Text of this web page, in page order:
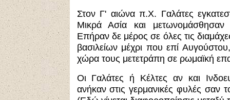
Στον Γ' αιώνα π.Χ. Γαλάτες
Μικρά Ασία και μετωνομάσθησαν
Επήραν δε μέρος σε όλες τις
βασιλείων μέχρι που επί
χώρα τους μετετράπη σε ρωμαϊκή
Οι Γαλάτες ή Κέλτες αν και
ανήκαν στις γερμανικές φυλές σαν